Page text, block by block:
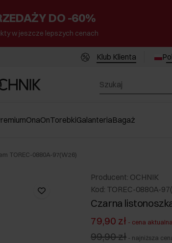
DO -60%
w jeszcze lepszych cenach
Klub Klienta
OnaOnTorebkiGalanteriaBagaż
TOREC-0880A-97(W26)
Producent: OCHNIK
Kod: TOREC-0880A-
Czarna
79,90 zł - cena aktualna
99,90 zł - najniższa